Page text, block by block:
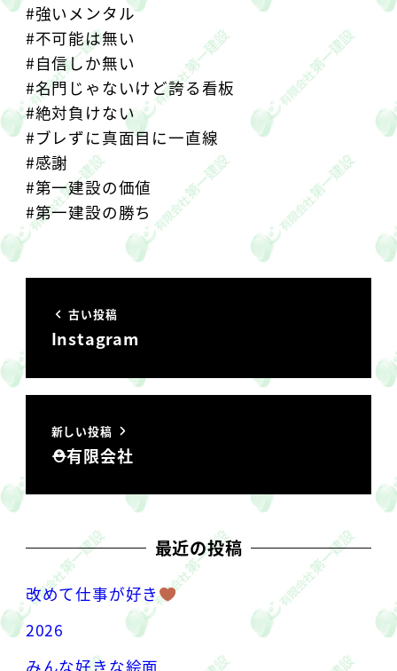
#強いメンタル
#不可能は無い
#自信しか無い
#名門じゃないけど誇る看板
#絶対負けない
#ブレずに真面目に一直線
#感謝
#第一建設の価値
#第一建設の勝ち
古い投稿
Instagram
新しい投稿
⛑有限会社
最近の投稿
改めて仕事が好き
2026
みんな好きな絵面